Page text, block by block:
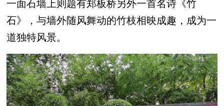
一面石墙上则题有郑板桥另外一首名诗《竹
石》，与墙外随风舞动的竹枝相映成趣，成为一
道独特风景。